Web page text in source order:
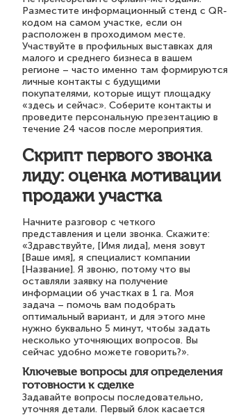
Разместите информационный стенд с QR-
кодом на самом участке, если он
расположен в проходимом месте.
Участвуйте в профильных выставках для
малого и среднего бизнеса в вашем
регионе – часто именно там формируются
личные контакты с будущими
покупателями, которые ищут площадку
«здесь и сейчас». Соберите контакты и
проведите персональную презентацию в
течение 24 часов после мероприятия.
Скрипт первого звонка
лиду: оценка мотивации
продажи участка
Начните разговор с четкого
представления и цели звонка. Скажите:
«Здравствуйте, [Имя лида], меня зовут
[Ваше имя], я специалист компании
[Название]. Я звоню, потому что вы
оставляли заявку на получение
информации об участках в 1 га. Моя
задача – помочь вам подобрать
оптимальный вариант, и для этого мне
нужно буквально 5 минут, чтобы задать
несколько уточняющих вопросов. Вы
сейчас удобно можете говорить?».
Ключевые вопросы для определения
готовности к сделке
Задавайте вопросы последовательно,
уточняя детали. Первый блок касается